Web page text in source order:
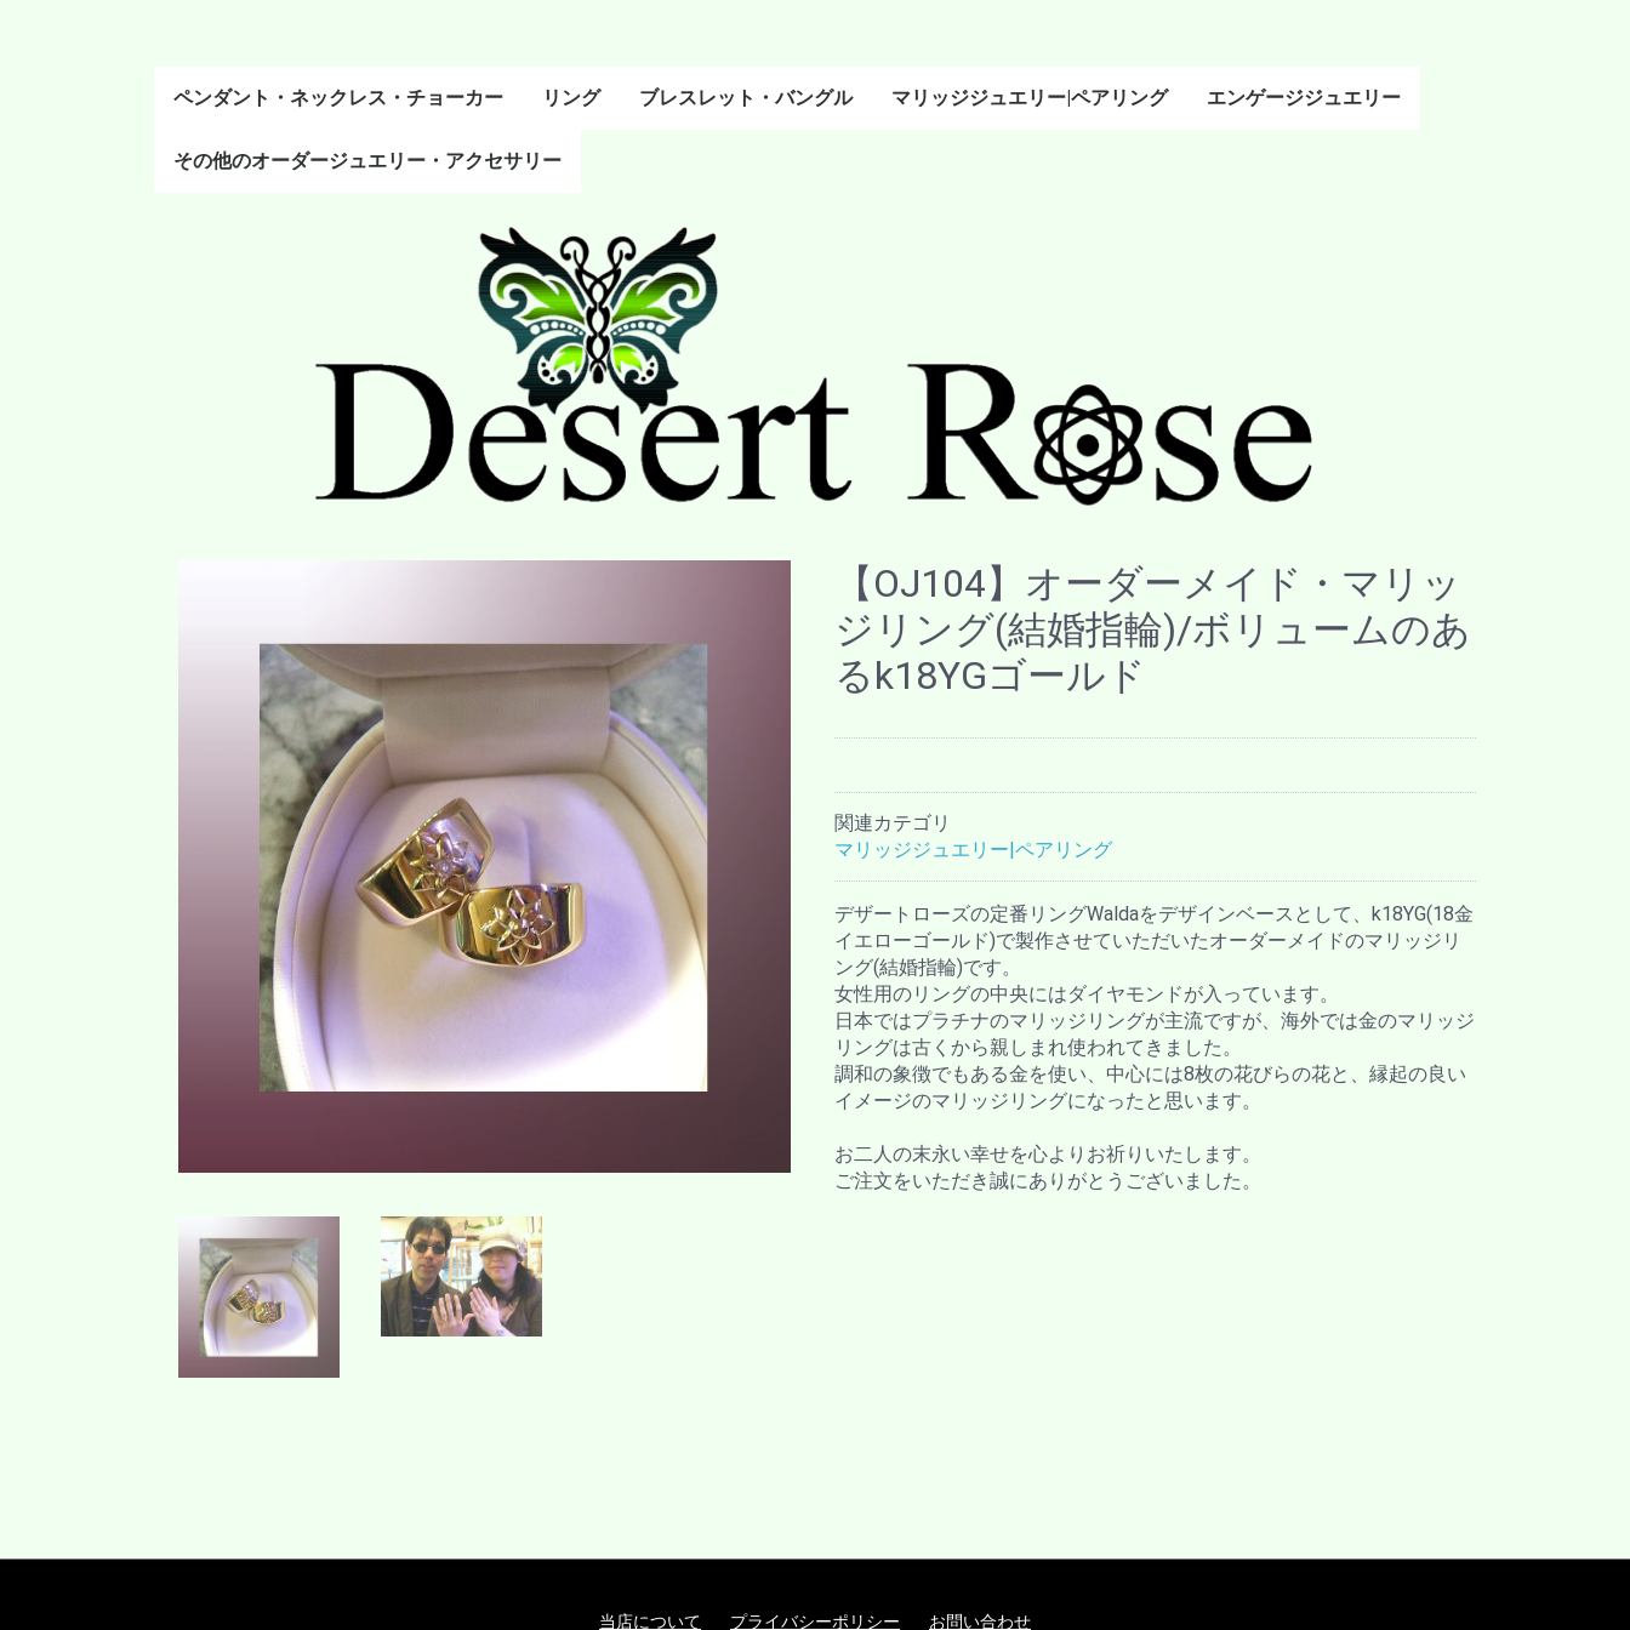
ペンダント・ネックレス・チョーカー リング ブレスレット・バングル マリッジジュエリー|ペアリング エンゲージジュエリー
その他のオーダージュエリー・アクセサリー
【OJ104】オーダーメイド・マリッ
ジリング(結婚指輪)/ボリュームのあ
るk18YGゴールド
関連カテゴリ
マリッジジュエリー|ペアリング
デザートローズの定番リングWaldaをデザインベースとして、k18YG(18金
イエローゴールド)で製作させていただいたオーダーメイドのマリッジリ
ング(結婚指輪)です。
女性用のリングの中央にはダイヤモンドが入っています。
日本ではプラチナのマリッジリングが主流ですが、海外では金のマリッジ
リングは古くから親しまれ使われてきました。
調和の象徴でもある金を使い、中心には8枚の花びらの花と、縁起の良い
イメージのマリッジリングになったと思います。
お二人の末永い幸せを心よりお祈りいたします。
ご注文をいただき誠にありがとうございました。
当店について プライバシーポリシー お問い合わせ